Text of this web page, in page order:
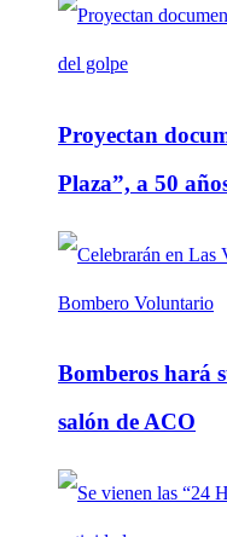
Proyectan
Plaza”, a 50
Bomberos hará
salón de ACO